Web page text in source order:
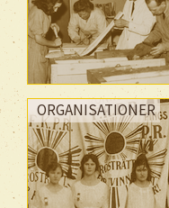
ORGANISATIONER